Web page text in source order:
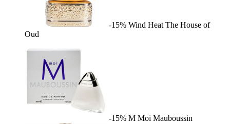
-15% Wind Heat The House of
Oud
-15% M Moi Mauboussin